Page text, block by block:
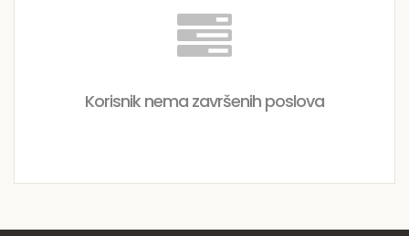
Korisnik nema završenih poslova